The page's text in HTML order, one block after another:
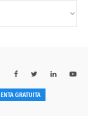
GRATUITA